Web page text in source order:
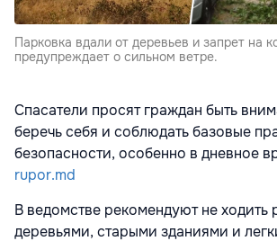
Парковка вдали от деревьев и запрет на
предупреждает о сильном ветре.
Спасатели просят граждан быть
беречь себя и соблюдать базовые
безопасности, особенно в дневное
rupor.md
В ведомстве рекомендуют не ходить
деревьями, старыми зданиями и